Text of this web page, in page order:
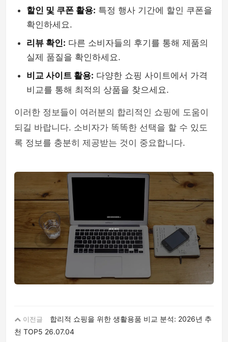
할인 및 쿠폰 활용: 특정 행사 기간에 할인 쿠폰을
확인하세요.
리뷰 확인: 다른 소비자들의 후기를 통해 제품의
실제 품질을 확인하세요.
비교 사이트 활용: 다양한 쇼핑 사이트에서 가격
비교를 통해 최적의 상품을 찾으세요.
이러한 정보들이 여러분의 합리적인 쇼핑에 도움이
되길 바랍니다. 소비자가 똑똑한 선택을 할 수 있도
록 정보를 충분히 제공받는 것이 중요합니다.
이전글
합리적 쇼핑을 위한 생활용품 비교 분석: 2026년 추
천 TOP5 26.07.04